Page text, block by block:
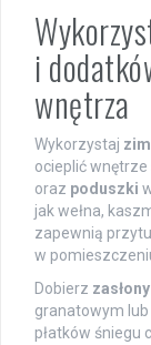
i
wnętrza
Wykorzystaj
ocieplić
oraz poduszki
jak wełna,
zapewnią
w
Dobierz zasłony
granatowym
płatków śniegu